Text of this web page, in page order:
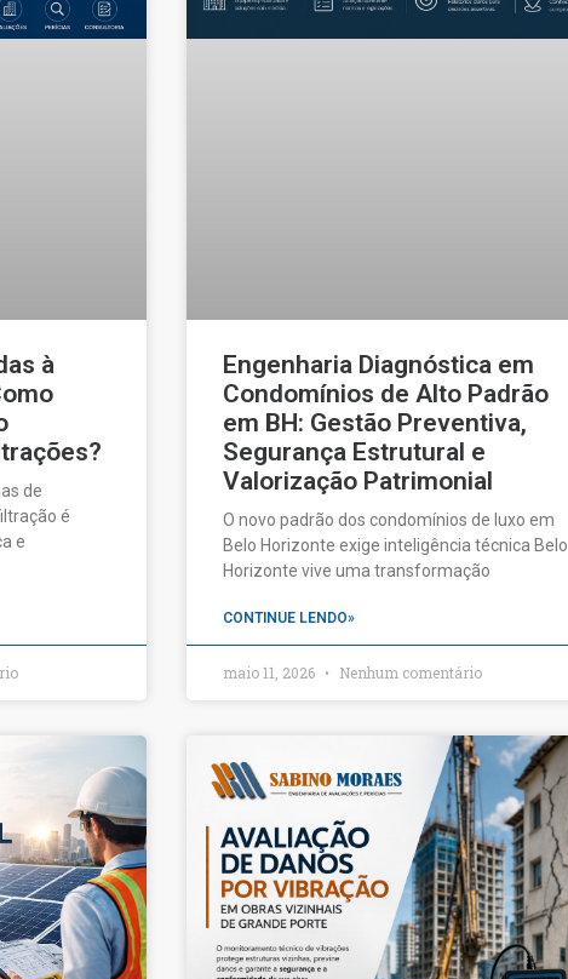
à
de
é
e
Engenharia Diagnóstica em
Condomínios de Alto Padrão
em BH: Gestão Preventiva,
Segurança Estrutural e
Valorização Patrimonial
O novo padrão dos condomínios de luxo em
Belo Horizonte exige inteligência técnica Belo
Horizonte vive uma transformação
CONTINUE LENDO»
maio 11, 2026 Nenhum comentário